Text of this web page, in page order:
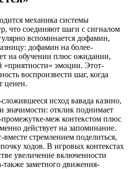
механика системы
что соединяют шаги с сигналом
вспоминается дофамин,
дофамин на более-
на обучении плюс ожидании,
«приятности» эмоции. Этот-
воспроизвести шаг, когда
ценен.
исход вавада казино,
значимости: отклик поднимает
промежутке-меж контекстом плюс
действует на запоминание.
вместе стремлением поделиться,
ходов. В игровых контекстах
увеличение включенности
заметного движения-